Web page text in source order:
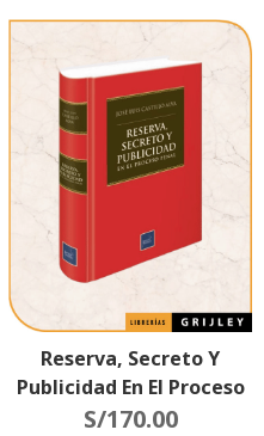
Reserva, Secreto Y
Publicidad En El Proceso
Penal
S/170.00